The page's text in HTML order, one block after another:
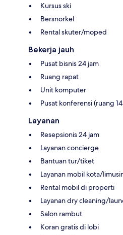
Kursus ski
Bersnorkel
Rental skuter/moped
Bekerja jauh
Pusat bisnis 24 jam
Ruang rapat
Unit komputer
Pusat konferensi (ruang
Layanan
Resepsionis 24 jam
Layanan concierge
Bantuan tur/tiket
Layanan mobil kota/
Rental mobil di properti
Layanan dry cleaning/
Salon rambut
Koran gratis di lobi